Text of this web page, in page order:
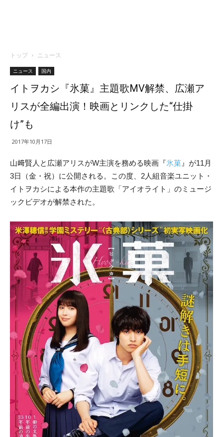
トップ ニュース
ニュース 国内
イトヲカシ『氷菓』主題歌MV解禁、広瀬ア
リスが全編出演！映画とリンクした“仕掛
け”も
2017年10月17日
山﨑賢人と広瀬アリスがW主演を務める映画『氷菓 』が11月
3日（金・祝）に公開される。この度、2人組音楽ユニット・
イトヲカシによる本作の主題歌「アイオライト」のミュージ
ックビデオが解禁された。